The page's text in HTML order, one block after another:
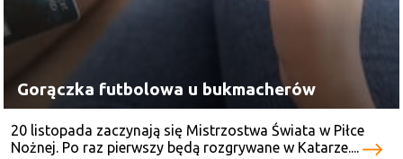
Gorączka futbolowa u bukmacherów
20 listopada zaczynają się Mistrzostwa Świata w Piłce
Nożnej. Po raz pierwszy będą rozgrywane w Katarze....